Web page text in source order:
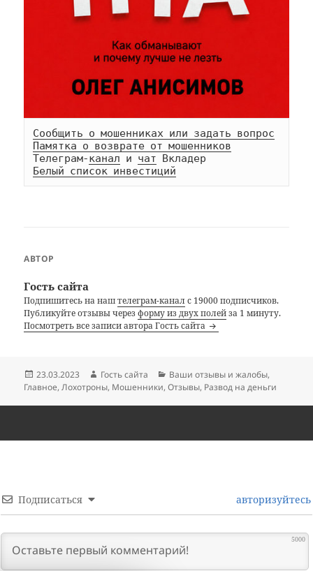
Сообщить о мошенниках или задать вопрос
Памятка о возврате от мошенников
Телеграм-канал и чат
Белый список инвестиций
АВТОР
Гость сайта
Подпишитесь на наштелеграм-каналс 19000 подписчиков.
Публикуйте отзывы черезформу из двух полейза 1 минуту.
Посмотреть все записи автора Гость сайта
Опубликовано
23.03.2023 Автор
Гость сайта Рубрики
Ваши отзывы и жалобы,
Главное,Лохотроны, Мошенники,Отзывы, Развод на деньги
Подписаться авторизуйтесь
5000